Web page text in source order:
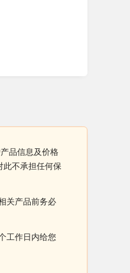
品信息及价格
此不承担任何保
关产品前务必
工作日内给您